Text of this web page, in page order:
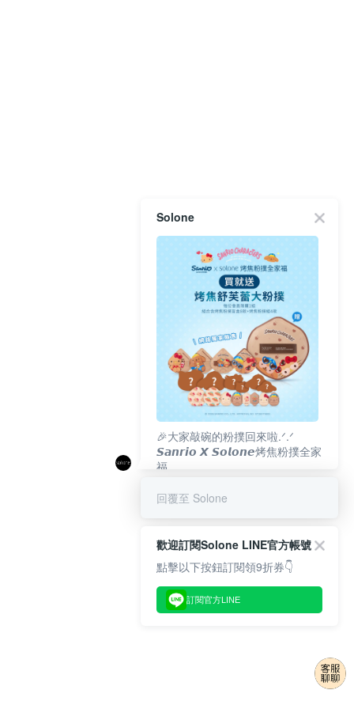
Solone
🎉大家敲碗的粉撲回來啦.ᐟ‪‪.ᐟ
𝙎𝙖𝙣𝙧𝙞𝙤 𝙓 𝙎𝙤𝙡𝙤𝙣𝙚烤焦粉撲全家
福
回覆至 Solone
歡迎訂閱Solone LINE官方帳號
點擊以下按鈕訂閱領9折券👇
訂閱官方LINE